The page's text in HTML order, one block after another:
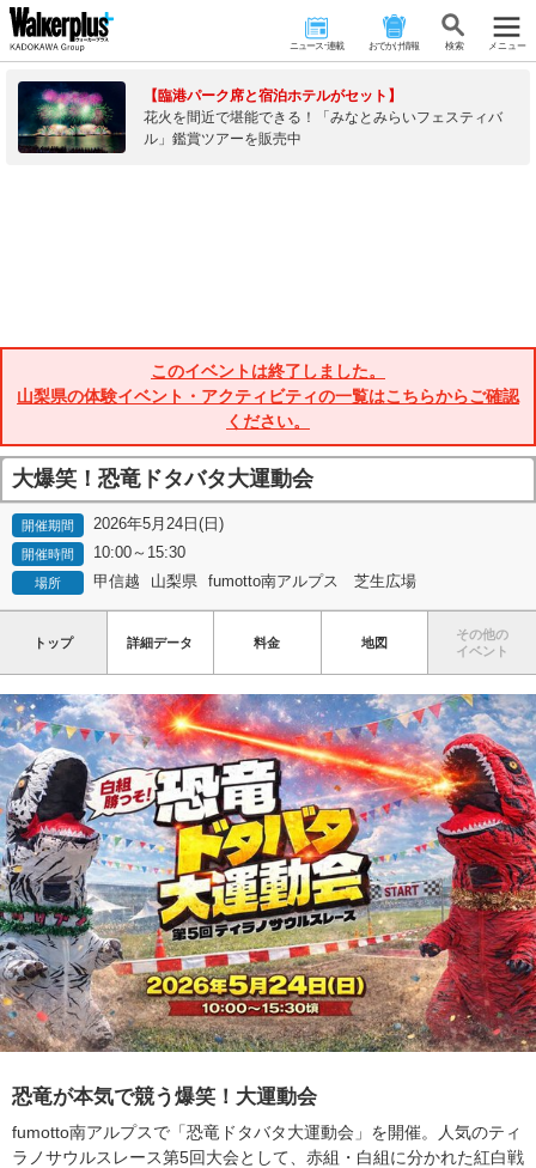
ニュース･連載 おでかけ情報 検 索 メニュー
【臨港パーク席と宿泊ホテルがセット】
花火を間近で堪能できる！「みなとみらいフェスティバ
ル」鑑賞ツアーを販売中
このイベントは終了しました。
山梨県の体験イベント・アクティビティの一覧はこちらからご確認
ください。
大爆笑！恐竜ドタバタ大運動会
開催期間 2026年5月24日(日)
開催時間 10:00～15:30
場所 甲信越 山梨県 fumotto南アルプス 芝生広場
トップ 詳細データ 料金 地図
その他の
イベント
恐竜が本気で競う爆笑！大運動会
fumotto南アルプスで「恐竜ドタバタ大運動会」を開催。人気のティ
ラノサウルスレース第5回大会として、赤組・白組に分かれた紅白戦